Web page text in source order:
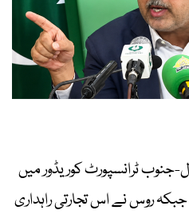
جنوب ٹرانسپورٹ کوریڈور میں
روس نے اس تجارتی راہداری